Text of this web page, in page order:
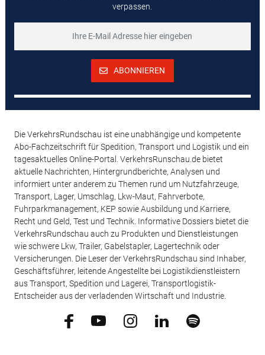
verpassen.
ABONNIEREN
Die VerkehrsRundschau ist eine unabhängige und kompetente
Abo-Fachzeitschrift für Spedition, Transport und Logistik und ein
tagesaktuelles Online-Portal. VerkehrsRunschau.de bietet
aktuelle Nachrichten, Hintergrundberichte, Analysen und
informiert unter anderem zu Themen rund um Nutzfahrzeuge,
Transport, Lager, Umschlag, Lkw-Maut, Fahrverbote,
Fuhrparkmanagement, KEP sowie Ausbildung und Karriere,
Recht und Geld, Test und Technik. Informative Dossiers bietet die
VerkehrsRundschau auch zu Produkten und Dienstleistungen
wie schwere Lkw, Trailer, Gabelstapler, Lagertechnik oder
Versicherungen. Die Leser der VerkehrsRundschau sind Inhaber,
Geschäftsführer, leitende Angestellte bei Logistikdienstleistern
aus Transport, Spedition und Lagerei, Transportlogistik-
Entscheider aus der verladenden Wirtschaft und Industrie.